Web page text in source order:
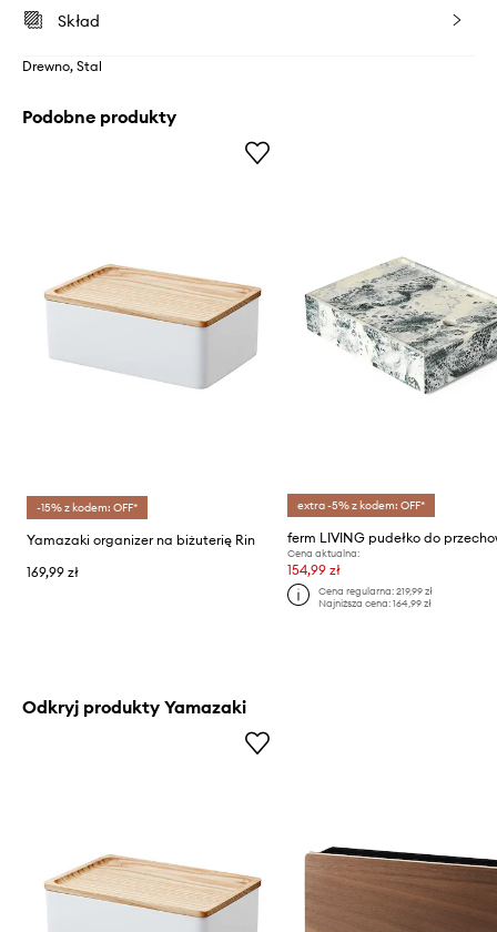
Skład
Drewno, Stal
Podobne produkty
-15% z kodem: OFF*
Yamazaki organizer na biżuterię Rin
169,99 zł
extra -5% z kodem: OFF*
Cena aktualna:
154,99 zł
Cena regularna: 219,99 zł
Najniższa cena: 164,99 zł
Odkryj produkty Yamazaki